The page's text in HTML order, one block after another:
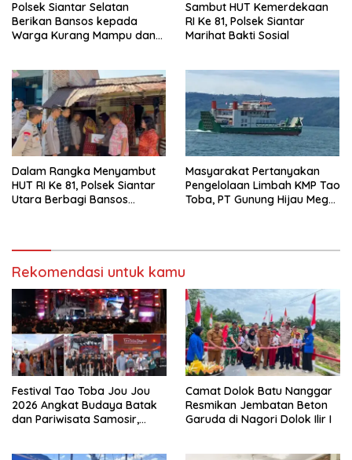
Polsek Siantar Selatan
Berikan Bansos kepada
Warga Kurang Mampu dan
Sambut HUT Kemerdekaan
RI Ke 81, Polsek Siantar
Marihat Bakti Sosial
Dalam Rangka Menyambut
HUT RI Ke 81, Polsek Siantar
Utara Berbagi Bansos
Masyarakat Pertanyakan
Pengelolaan Limbah KMP Tao
Toba, PT Gunung Hijau Mega
Rekomendasi untuk kamu
Festival Tao Toba Jou Jou
2026 Angkat Budaya Batak
dan Pariwisata Samosir,
Camat Dolok Batu Nanggar
Resmikan Jembatan Beton
Garuda di Nagori Dolok Ilir I